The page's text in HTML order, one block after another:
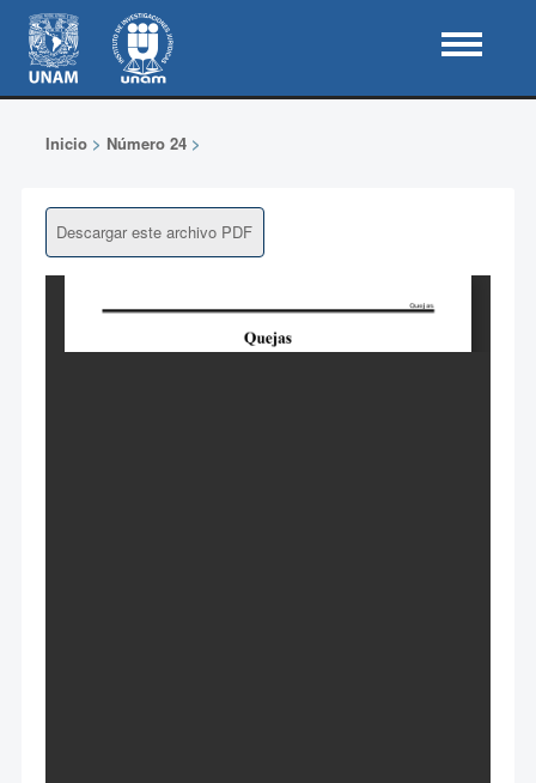
Inicio> Número 24>
Descargar este archivo PDF